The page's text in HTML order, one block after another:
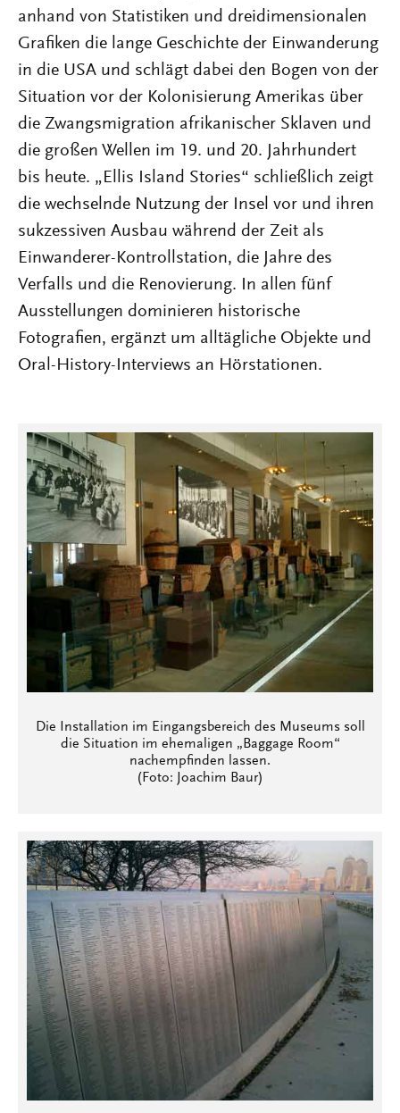
anhand von Statistiken und dreidimensionalen
Grafiken die lange Geschichte der Einwanderung
in die USA und schlägt dabei den Bogen von der
Situation vor der Kolonisierung Amerikas über
die Zwangsmigration afrikanischer Sklaven und
die großen Wellen im 19. und 20. Jahrhundert
bis heute. „Ellis Island Stories“ schließlich zeigt
die wechselnde Nutzung der Insel vor und ihren
sukzessiven Ausbau während der Zeit als
Einwanderer-Kontrollstation, die Jahre des
Verfalls und die Renovierung. In allen fünf
Ausstellungen dominieren historische
Fotografien, ergänzt um alltägliche Objekte und
Oral-History-Interviews an Hörstationen.
Die Installation im Eingangsbereich des Museums soll
die Situation im ehemaligen „Baggage Room“
nachempfinden lassen.
(Foto: Joachim Baur)